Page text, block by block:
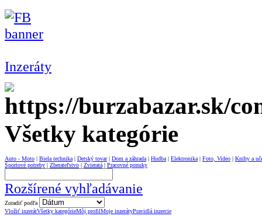
Inzeráty
Všetky kategórie
Auto - Moto | Biela technika| Detský tovar| Dom a záhrada| Hudba| Elektronika| Foto, Video | Knihy a
Športové potreby | Zberateľstvo | Zvieratá| Pracovné ponuky
Rozšírené vyhľadávanie
Zoradiť podľa
Vložiť inzerátVšetky kategórieMôj profilMoje inzerátyPravidlá inzercie